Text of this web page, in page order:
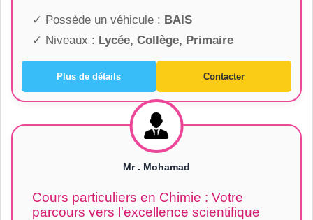
✓ Possède un véhicule : BAIS
✓ Niveaux : Lycée, Collège, Primaire
Plus de détails Contacter
Mr . Mohamad
Cours particuliers en Chimie : Votre
parcours vers l'excellence scientifique